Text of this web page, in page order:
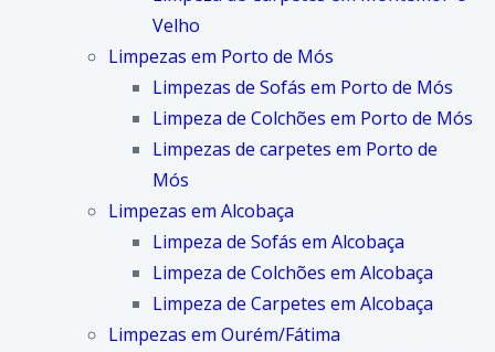
Velho
Limpezas em Porto de Mós
Limpezas de Sofás em Porto de Mós
Limpeza de Colchões em Porto de Mós
Limpezas de carpetes em Porto de
Mós
Limpezas em Alcobaça
Limpeza de Sofás em Alcobaça
Limpeza de Colchões em Alcobaça
Limpeza de Carpetes em Alcobaça
Limpezas em Ourém/Fátima